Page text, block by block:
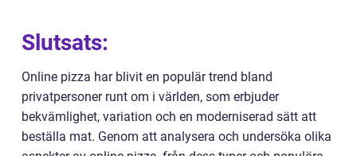
Slutsats:
Online pizza har blivit en populär trend bland
privatpersoner runt om i världen, som erbjuder
bekvämlighet, variation och en moderniserad sätt att
beställa mat. Genom att analysera och undersöka olika